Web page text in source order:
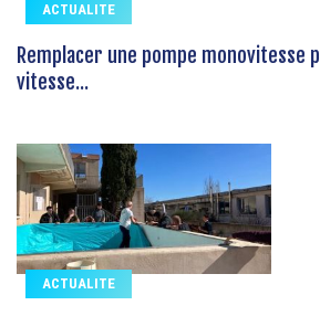
ACTUALITE
Remplacer une pompe monovitesse
vitesse...
ACTUALITE